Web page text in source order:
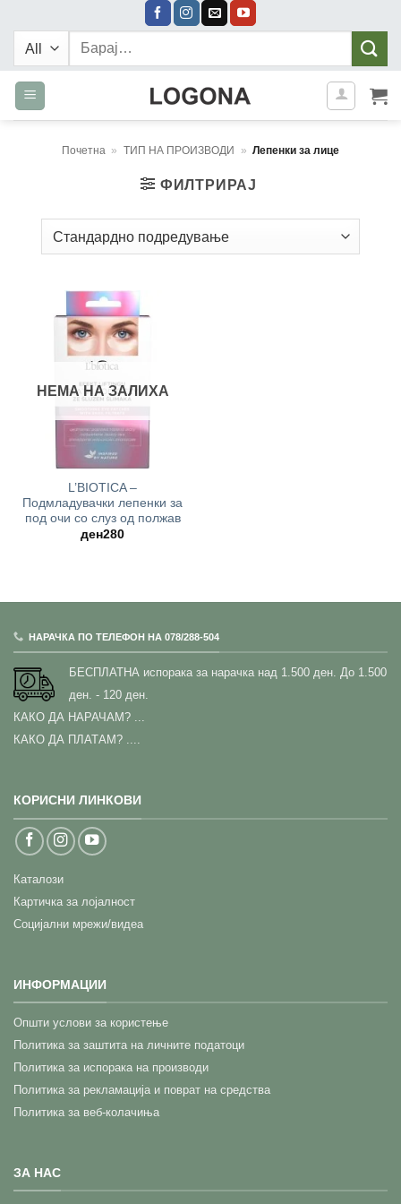
content
Барај:
Почетна » ТИП НА ПРОИЗВОДИ » Лепенки за лице
ФИЛТРИРАЈ
НЕМА НА ЗАЛИХА
L’BIOTICA –
Подмладувачки лепенки за
под очи со слуз од полжав
ден280
НАРАЧКА ПО ТЕЛЕФОН НА 078/288-504
БЕСПЛАТНА испорака за нарачка над 1.500 ден. До 1.500
ден. - 120 ден.
КАКО ДА НАРАЧАМ? ...
КАКО ДА ПЛАТАМ? ....
КОРИСНИ ЛИНКОВИ
Каталози
Картичка за лојалност
Социјални мрежи/видеа
ИНФОРМАЦИИ
Општи услови за користење
Политика за заштита на личните податоци
Политика за испорака на производи
Политика за рекламација и поврат на средства
Политика за веб-колачиња
ЗА НАС